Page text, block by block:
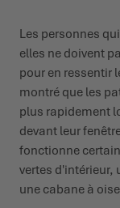
Les personnes
elles ne doivent
pour en ressentir
montré que les
plus rapidement
devant leur
fonctionne
vertes d'intérieur,
une cabane à